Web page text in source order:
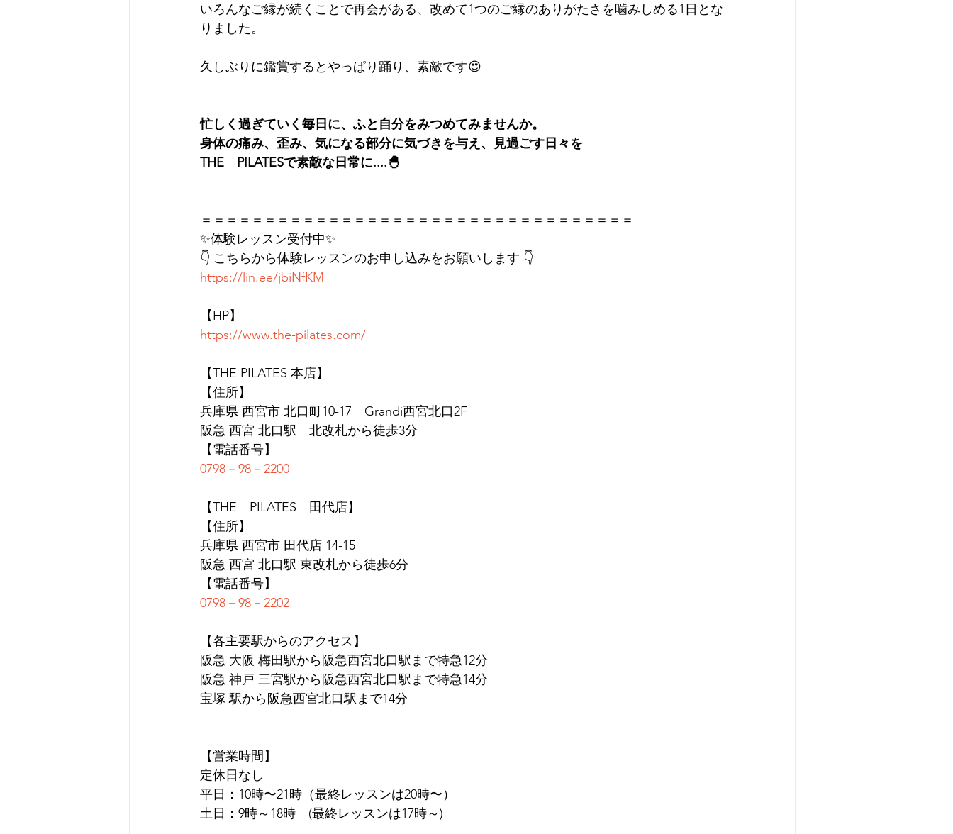
いろんなご縁が続くことで再会がある、改めて1つのご縁のありがたさを噛みしめる1日とな
りました。
久しぶりに鑑賞するとやっぱり踊り、素敵です😍
忙しく過ぎていく毎日に、ふと自分をみつめてみませんか。
身体の痛み、歪み、気になる部分に気づきを与え、見過ごす日々を
THE　PILATESで素敵な日常に....🐣
＝＝＝＝＝＝＝＝＝＝＝＝＝＝＝＝＝＝＝＝＝＝＝＝＝＝＝＝＝＝＝＝＝＝
✨体験レッスン受付中✨
👇 こちらから体験レッスンのお申し込みをお願いします 👇
https://lin.ee/jbiNfKM
【HP】
https://www.the-pilates.com/
【THE PILATES 本店】
【住所】
兵庫県 西宮市 北口町10-17　Grandi西宮北口2F
阪急 西宮 北口駅　北改札から徒歩3分
【電話番号】
0798－98－2200
【THE　PILATES　田代店】
【住所】
兵庫県 西宮市 田代店 14-15
阪急 西宮 北口駅 東改札から徒歩6分
【電話番号】
0798－98－2202
【各主要駅からのアクセス】
阪急 大阪 梅田駅から阪急西宮北口駅まで特急12分
阪急 神戸 三宮駅から阪急西宮北口駅まで特急14分
宝塚 駅から阪急西宮北口駅まで14分
【営業時間】
定休日なし
平日：10時〜21時（最終レッスンは20時〜）
土日：9時～18時　(最終レッスンは17時～)